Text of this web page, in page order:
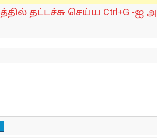
தட்டச்சு செய்ய Ctrl+G -ஐ